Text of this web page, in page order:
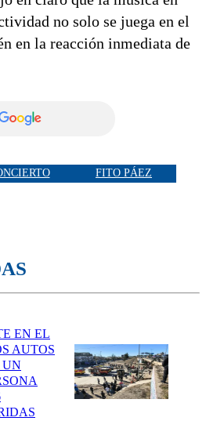
no solo se juega en el
en la reacción inmediata de
FITO PÁEZ
EN EL
AUTOS
UN